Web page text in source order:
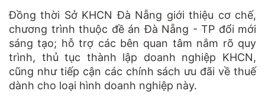
Đồng thời Sở KHCN Đà Nẵng giới thiệu cơ chế,
chương trình thuộc đề án Đà Nẵng - TP đổi mới
sáng tạo; hỗ trợ các bên quan tâm nắm rõ quy
trình, thủ tục thành lập doanh nghiệp KHCN,
cũng như tiếp cận các chính sách ưu đãi về thuế
dành cho loại hình doanh nghiệp này.